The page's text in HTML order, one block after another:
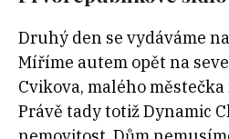
Druhý den se vydáváme
Míříme autem opět na
Cvikova, malého
Právě tady totiž Dynamic